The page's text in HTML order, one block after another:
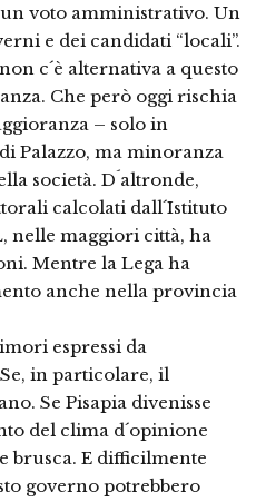
voto amministrativo. Un
e dei candidati “locali”.
c´è alternativa a questo
Che però oggi rischia
– solo in
Palazzo, ma minoranza
società. D´altronde,
calcolati dall´Istituto
nelle maggiori città, ha
Mentre la Lega ha
anche nella provincia
espressi da
in particolare, il
Se Pisapia divenisse
del clima d´opinione
brusca. E difficilmente
governo potrebbero